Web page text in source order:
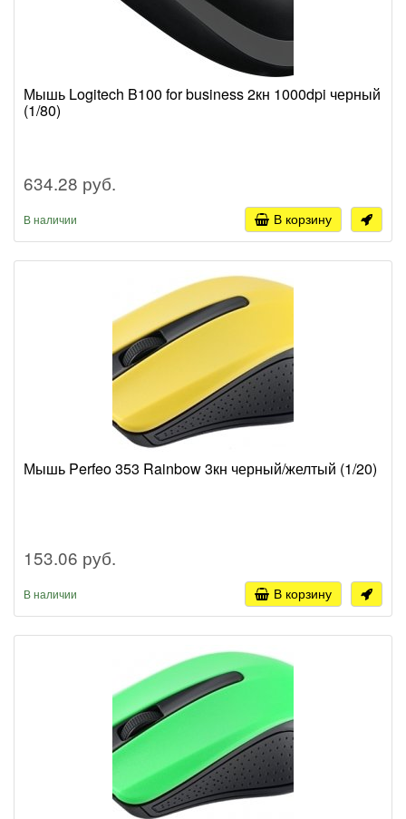
Мышь Logitech B100 for business 2кн 1000dpi черный
(1/80)
634.28 руб.
В наличии В корзину
Мышь Perfeo 353 Rainbow 3кн черный/желтый (1/20)
153.06 руб.
В наличии В корзину